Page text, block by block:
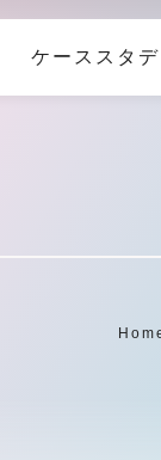
ケーススタデ